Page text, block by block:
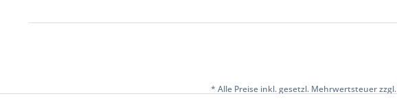
* Alle Preise inkl. gesetzl. Mehrwertsteuer zzgl.